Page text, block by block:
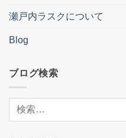
瀬戸内ラスクについて
Blog
ブログ検索